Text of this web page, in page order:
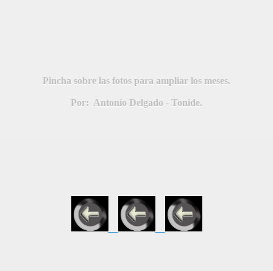
Pincha sobre las fotos para ampliar los meses.
Por: Antonio Delgado - Tonide.